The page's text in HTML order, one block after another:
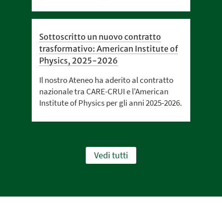
Sottoscritto un nuovo contratto
trasformativo: American Institute of
Physics, 2025-2026
Il nostro Ateneo ha aderito al contratto
nazionale tra CARE-CRUI e l'American
Institute of Physics per gli anni 2025-2026.
Vedi tutti